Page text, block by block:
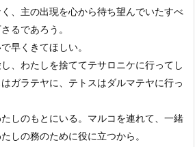
、主の出現を心から待ち望んでいたすべ
るであろう。
早くきてほしい。
、わたしを捨ててテサロニケに行ってし
ガラテヤに、テトスはダルマテヤに行っ
しのもとにいる。マルコを連れて、一緒
しの務のために役に立つから。